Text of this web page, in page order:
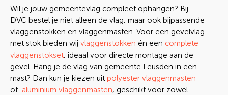
Wil je jouw gemeentevlag compleet ophangen? Bij
DVC bestel je niet alleen de vlag, maar ook bijpassende
vlaggenstokken en vlaggenmasten. Voor een gevelvlag
met stok bieden wij vlaggenstokken én een complete
vlaggenstokset, ideaal voor directe montage aan de
gevel. Hang je de vlag van gemeente Leusden in een
mast? Dan kun je kiezen uit polyester vlaggenmasten
of aluminium vlaggenmasten, geschikt voor zowel